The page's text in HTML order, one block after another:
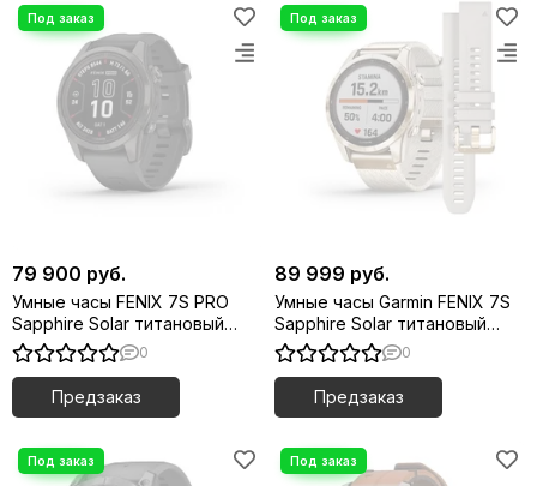
79 900 руб.
Умные часы FENIX 7S PRO
Sapphire Solar титановый
угольно-серый DLC с
силиконовым ремешком
0
Предзаказ
89 999 руб.
Умные часы Garmin FENIX 7S
Sapphire Solar титановый
кремовый с нейлоновым
ремешком
0
Предзаказ